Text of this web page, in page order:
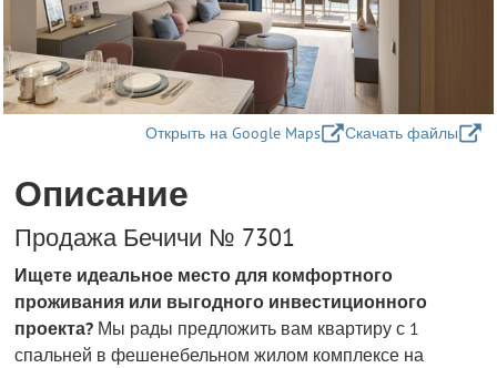
Открыть на Google Maps Скачать файлы
Описание
Продажа Бечичи № 7301
Ищете идеальное место для комфортного
проживания или выгодного инвестиционного
проекта? Мы рады предложить вам квартиру с 1
спальней в фешенебельном жилом комплексе на